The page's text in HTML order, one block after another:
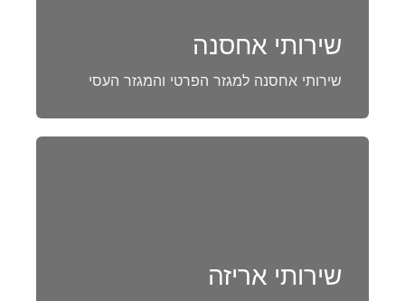
שירותי אחסנה
שירותי אחסנה למגזר הפרטי והמגזר העסי
שירותי אריזה